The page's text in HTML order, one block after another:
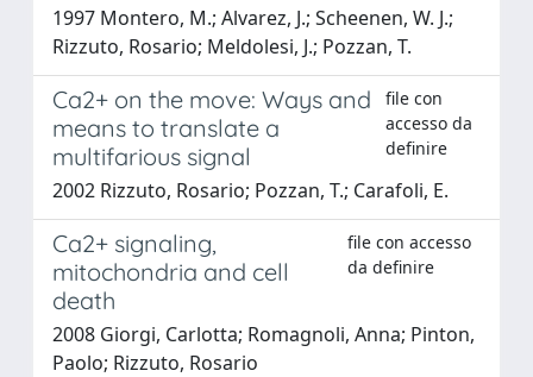
1997 Montero, M.; Alvarez, J.; Scheenen, W. J.;
Rizzuto, Rosario; Meldolesi, J.; Pozzan, T.
Ca2+ on the move: Ways and
means to translate a
multifarious signal
file con
accesso da
definire
2002 Rizzuto, Rosario; Pozzan, T.; Carafoli, E.
Ca2+ signaling,
mitochondria and cell
death
file con accesso
da definire
2008 Giorgi, Carlotta; Romagnoli, Anna; Pinton,
Paolo; Rizzuto, Rosario